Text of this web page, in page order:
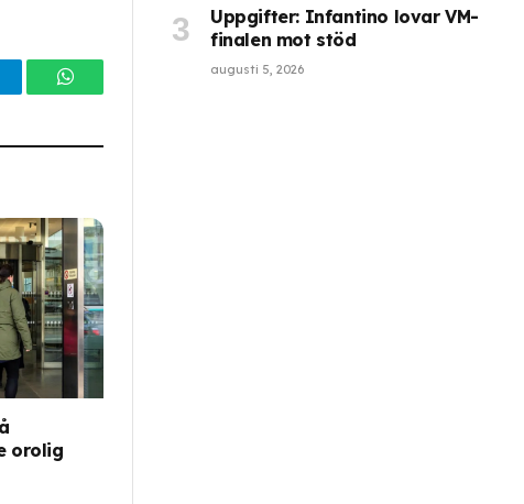
WhatsApp
orolig
Uppgifter: Infantino lovar VM-
finalen mot stöd
augusti 5, 2026